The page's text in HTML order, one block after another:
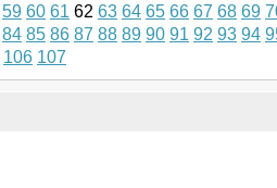
59 60 61 62 63 64 65 66 67 68 69
84 85 86 87 88 89 90 91 92 93 94
106 107